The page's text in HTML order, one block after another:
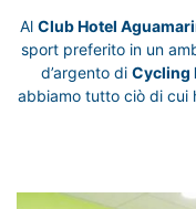
Al Club Hotel
sport preferito in un
d’argento di Cycling
abbiamo tutto ciò di cui